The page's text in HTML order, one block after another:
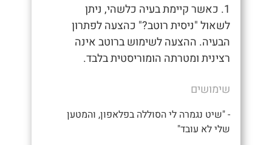
1. כאשר קיימת בעיה כלשהי, ניתן
לשאול "ניסית רוטב?" כהצעה לפתרון
הבעיה. ההצעה לשימוש ברוטב אינה
רצינית ומטרתה הומוריסטית בלבד.
שימושים
- "שיט נגמרה לי הסוללה בפלאפון, והמטען
שלי לא עובד"